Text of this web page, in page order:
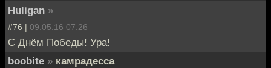
Huligan »
#76 | 09.05.16 07:26
С Днём Победы! Ура!
boobite » камрадесса